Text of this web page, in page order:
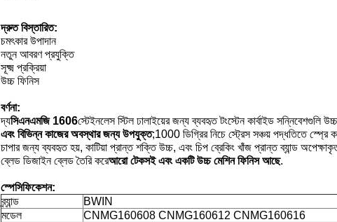
দ্রুত বিস্তারিত:
চমৎকার উপাদান
নতুন আবরণ প্রযুক্তি
সূক্ষ্ম প্রক্রিয়া
উচ্চ ফিনিস
বর্ণনা:
দ্যসিএনএমজি 1606স্টেইনলেস স্টিল ঢালাইয়ের জন্য ব্যবহৃত টংস্টেন কার্বাইড সন্নিবেশগুলি
এবং বিভিন্ন কাজের অবস্থার জন্য উপযুক্ত;1000 ডিগ্রির নিচে স্ট্রেস সঞ্চয় পদ্ধতিতে
চাপার জন্য ব্যবহৃত হয়, কাটিয়া প্রান্ত শক্তি উচ্চ, এবং চিপ ব্রেকিং খাঁজ প্রান্ত ব্যান্ড
ব্লেড ডিজাইন ব্লেড তৈরি করেআরো টেকসই এবং একটি উচ্চ মেশিন ফিনিস আছে.
স্পেসিফিকেশন:
ব্র্যান্ড
BWIN
মডেল
CNMG160608 CNMG160612 CNMG160616